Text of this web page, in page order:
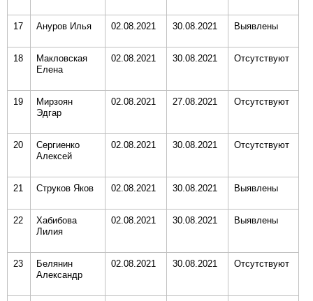
17 Ануров Илья 02.08.2021 30.08.2021 Выявлены
18
Макловская
Елена
02.08.2021 30.08.2021 Отсутствуют
19
Мирзоян
Эдгар
02.08.2021 27.08.2021 Отсутствуют
20
Сергиенко
Алексей
02.08.2021 30.08.2021 Отсутствуют
21 Струков Яков 02.08.2021 30.08.2021 Выявлены
22
Хабибова
Лилия
02.08.2021 30.08.2021 Выявлены
23
Белянин
Александр
02.08.2021 30.08.2021 Отсутствуют